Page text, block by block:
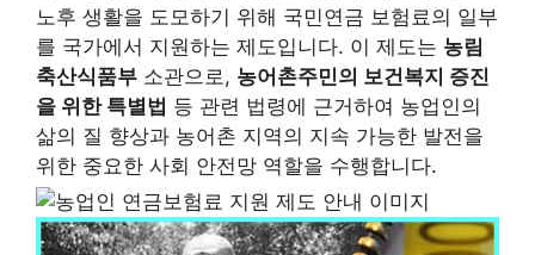
노후 생활을 도모하기 위해 국민연금 보험료의 일부
를 국가에서 지원하는 제도입니다. 이 제도는 농림
축산식품부 소관으로, 농어촌주민의 보건복지 증진
을 위한 특별법 등 관련 법령에 근거하여 농업인의
삶의 질 향상과 농어촌 지역의 지속 가능한 발전을
위한 중요한 사회 안전망 역할을 수행합니다.